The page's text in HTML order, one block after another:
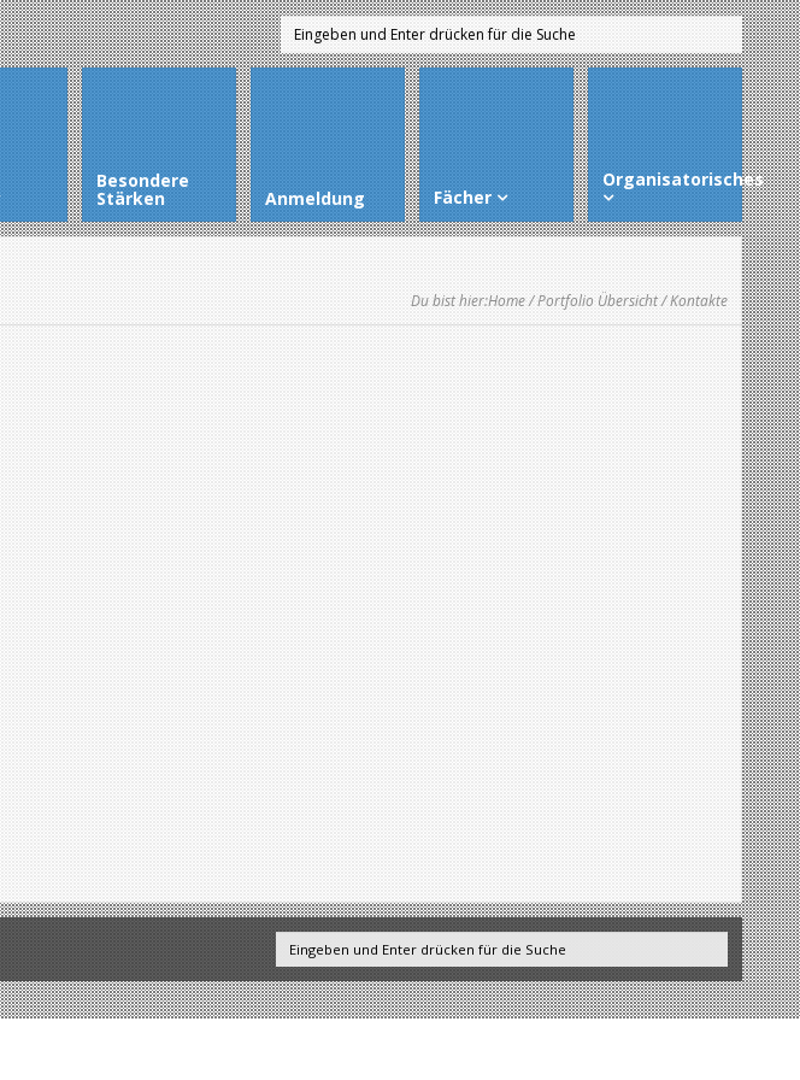
Besondere
Stärken Anmeldung Fächer
Organisatorisches
Du bist hier:Home/Portfolio Übersicht/ Kontakte